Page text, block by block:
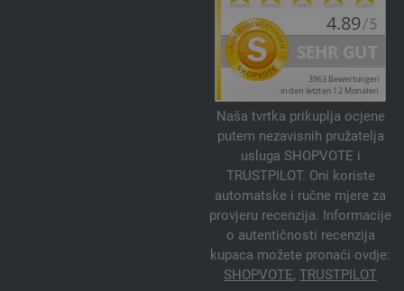
Naša tvrtka prikuplja ocjene
putem nezavisnih pružatelja
usluga SHOPVOTE i
TRUSTPILOT. Oni koriste
automatske i ručne mjere za
provjeru recenzija. Informacije
o autentičnosti recenzija
kupaca možete pronaći ovdje:
SHOPVOTE, TRUSTPILOT